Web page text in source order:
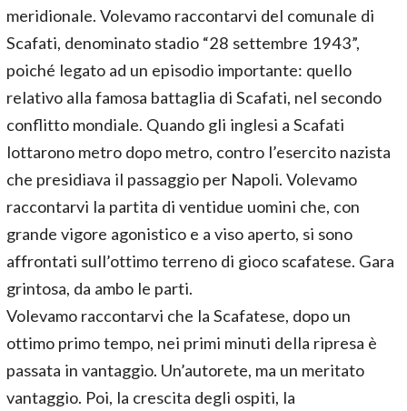
meridionale. Volevamo raccontarvi del comunale di
Scafati, denominato stadio “28 settembre 1943”,
poiché legato ad un episodio importante: quello
relativo alla famosa battaglia di Scafati, nel secondo
conflitto mondiale. Quando gli inglesi a Scafati
lottarono metro dopo metro, contro l’esercito nazista
che presidiava il passaggio per Napoli. Volevamo
raccontarvi la partita di ventidue uomini che, con
grande vigore agonistico e a viso aperto, si sono
affrontati sull’ottimo terreno di gioco scafatese. Gara
grintosa, da ambo le parti.
Volevamo raccontarvi che la Scafatese, dopo un
ottimo primo tempo, nei primi minuti della ripresa è
passata in vantaggio. Un’autorete, ma un meritato
vantaggio. Poi, la crescita degli ospiti, la